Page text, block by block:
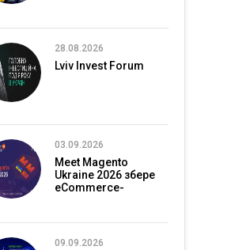
28.08.2026
Lviv Invest Forum
03.09.2026
Meet Magento
Ukraine 2026 збере
eCommerce-
09.09.2026